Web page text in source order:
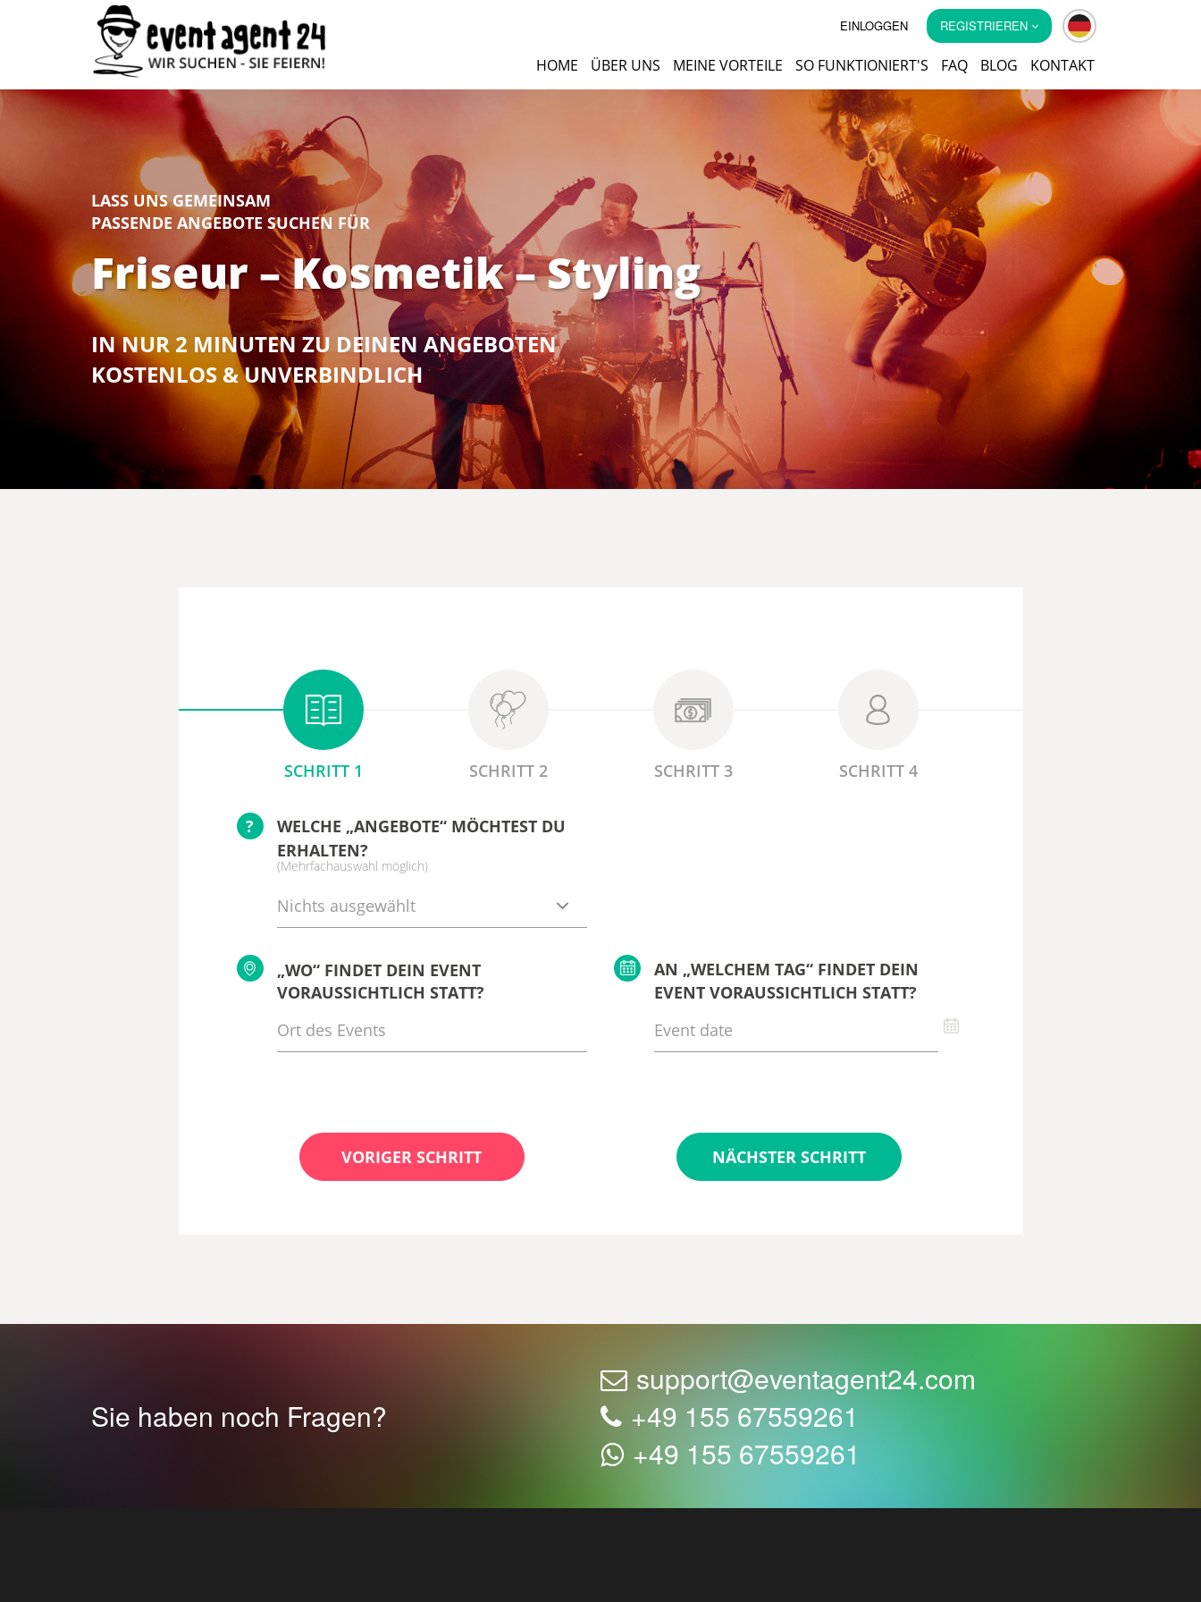
EINLOGGEN REGISTRIEREN
HOME ÜBER UNS MEINE VORTEILE SO FUNKTIONIERT'S FAQ BLOG KONTAKT
LASS UNS GEMEINSAM
PASSENDE ANGEBOTE SUCHEN FÜR
Friseur – Kosmetik – Styling
IN NUR 2 MINUTEN ZU DEINEN ANGEBOTEN
KOSTENLOS & UNVERBINDLICH
SCHRITT 1 SCHRITT 2 SCHRITT 3 SCHRITT 4
?
WELCHE „ANGEBOTE“ MÖCHTEST DU
ERHALTEN?
(Mehrfachauswahl möglich)
Nichts ausgewählt
„WO“ FINDET DEIN EVENT
VORAUSSICHTLICH STATT?
AN „WELCHEM TAG“ FINDET DEIN
EVENT VORAUSSICHTLICH STATT?
VORIGER SCHRITT NÄCHSTER SCHRITT
Sie haben noch Fragen?
support@eventagent24.com
+49 155 67559261
+49 155 67559261